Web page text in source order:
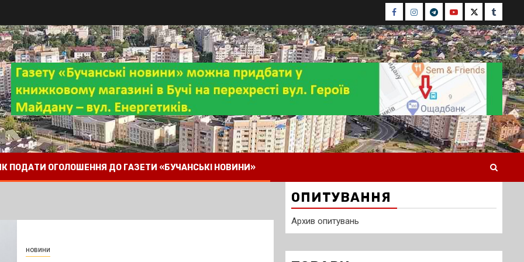
Facebook
Instagram
TelegramYoutubeTwitterTumblr
ПОДАТИ ОГОЛОШЕННЯ ДО ГАЗЕТИ «БУЧАНСЬКІ НОВИНИ»
новини
ОПИТУВАННЯ
Архив опитувань